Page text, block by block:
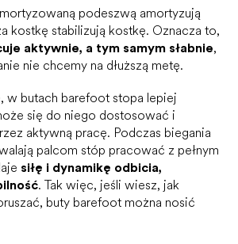
podeszwą amortyzują
kostkę stabilizują kostkę. Oznacza to,
aktywnie, a tym samym słabnie,
nie chcemy na dłuższą metę.
w butach barefoot stopa lepiej
się do niego dostosować i
aktywną pracę. Podczas biegania
palcom stóp pracować z pełnym
siłę i dynamikę odbicia,
. Tak więc, jeśli wiesz, jak
buty barefoot można nosić